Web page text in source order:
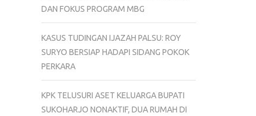
DAN FOKUS PROGRAM MBG
KASUS TUDINGAN IJAZAH PALSU: ROY
SURYO BERSIAP HADAPI SIDANG POKOK
PERKARA
KPK TELUSURI ASET KELUARGA BUPATI
SUKOHARJO NONAKTIF, DUA RUMAH DI